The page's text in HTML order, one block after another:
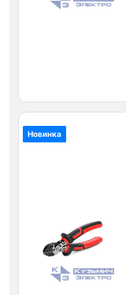
Новинка